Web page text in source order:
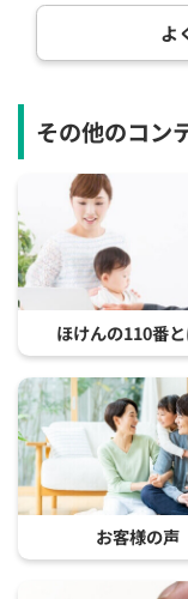
よ
その他のコン
ほけんの110番と
お客様の声